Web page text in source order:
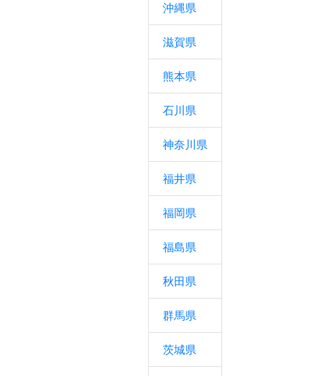
沖縄県
滋賀県
熊本県
石川県
神奈川県
福井県
福岡県
福島県
秋田県
群馬県
茨城県